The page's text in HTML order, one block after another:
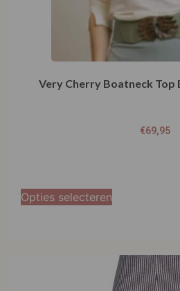
Very Cherry Boatneck Top
€69,95
Opties selecteren